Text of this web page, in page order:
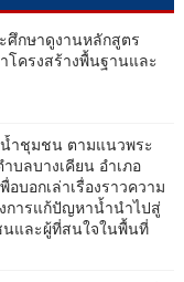
ศึกษาดูงานหลักสูตร
โครงสร้างพื้นฐานและ
ำชุมชน ตามแนวพระ
บลบางเคียน อำเภอ
บอกเล่าเรื่องราวความ
การแก้ปัญหาน้ำนำไปสู่
นและผู้ที่สนใจในพื้นที่